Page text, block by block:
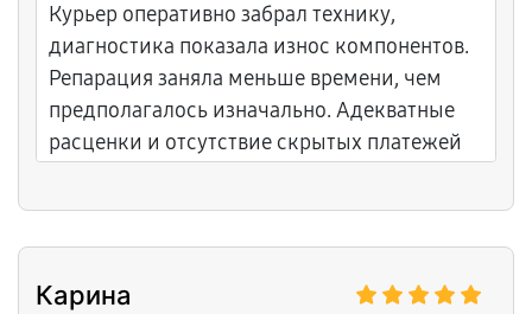
Курьер оперативно забрал технику,
диагностика показала износ компонентов.
Репарация заняла меньше времени, чем
предполагалось изначально. Адекватные
расценки и отсутствие скрытых платежей
Карина